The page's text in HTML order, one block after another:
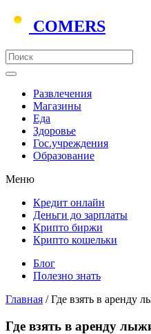
COMERS
Развлечения
Магазины
Еда
Здоровье
Гос.учреждения
Образование
Меню
Кредит онлайн
Деньги до зарплаты
Крипто биржи
Крипто кошельки
Блог
Полезно знать
Главная / Где взять в аренду
Где взять в аренду